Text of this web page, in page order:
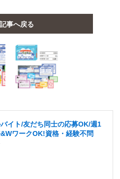
事へ戻る
イト/友だち同士の応募OK/週1
ワークOK!資格・経験不問